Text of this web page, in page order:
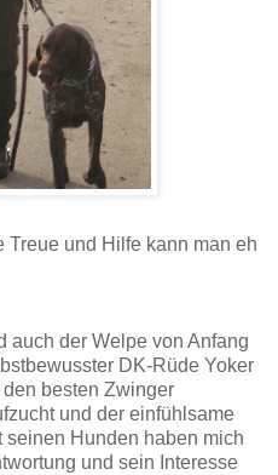
Treue und Hilfe kann man eh
auch der Welpe von Anfang
DK-Rüde Yoker
besten Zwinger
und der einfühlsame
seinen Hunden haben mich
und sein Interesse